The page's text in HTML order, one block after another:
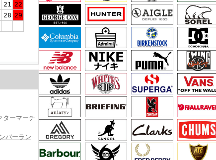
21 22
28 29
ーマーチ
バーラン